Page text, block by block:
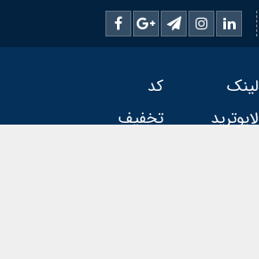
لینک
لایوترید
کد
تخفیف